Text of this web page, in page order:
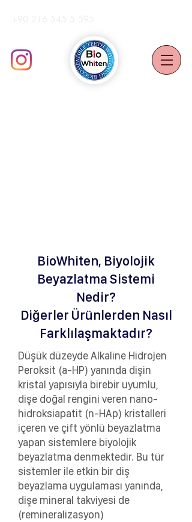
BioWhiten, Biyolojik
Beyazlatma Sistemi
Nedir?
Diğerler Ürünlerden Nasıl
Farklılaşmaktadır?
Düşük düzeyde Alkaline Hidrojen
Peroksit (a-HP) yanında dişin
kristal yapısıyla birebir uyumlu,
dişe doğal rengini veren nano-
hidroksiapatit (n-HAp) kristalleri
içeren ve çift yönlü beyazlatma
yapan sistemlere biyolojik
beyazlatma denmektedir. Bu tür
sistemler ile etkin bir diş
beyazlama uygulaması yanında,
dişe mineral takviyesi de
(remineralizasyon)